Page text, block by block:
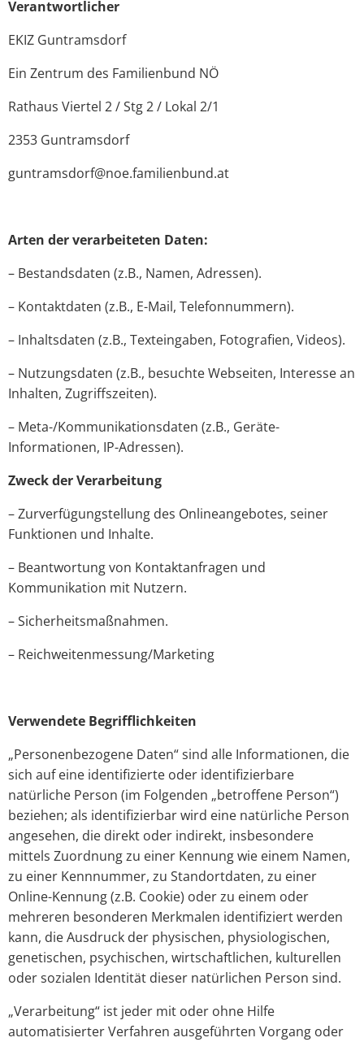
Verantwortlicher
EKIZ Guntramsdorf
Ein Zentrum des Familienbund NÖ
Rathaus Viertel 2 / Stg 2 / Lokal 2/1
2353 Guntramsdorf
guntramsdorf@noe.familienbund.at
Arten der verarbeiteten Daten:
– Bestandsdaten (z.B., Namen, Adressen).
– Kontaktdaten (z.B., E-Mail, Telefonnummern).
– Inhaltsdaten (z.B., Texteingaben, Fotografien, Videos).
– Nutzungsdaten (z.B., besuchte Webseiten, Interesse an
Inhalten, Zugriffszeiten).
– Meta-/Kommunikationsdaten (z.B., Geräte-
Informationen, IP-Adressen).
Zweck der Verarbeitung
– Zurverfügungstellung des Onlineangebotes, seiner
Funktionen und Inhalte.
– Beantwortung von Kontaktanfragen und
Kommunikation mit Nutzern.
– Sicherheitsmaßnahmen.
– Reichweitenmessung/Marketing
Verwendete Begrifflichkeiten
„Personenbezogene Daten“ sind alle Informationen, die
sich auf eine identifizierte oder identifizierbare
natürliche Person (im Folgenden „betroffene Person“)
beziehen; als identifizierbar wird eine natürliche Person
angesehen, die direkt oder indirekt, insbesondere
mittels Zuordnung zu einer Kennung wie einem Namen,
zu einer Kennnummer, zu Standortdaten, zu einer
Online-Kennung (z.B. Cookie) oder zu einem oder
mehreren besonderen Merkmalen identifiziert werden
kann, die Ausdruck der physischen, physiologischen,
genetischen, psychischen, wirtschaftlichen, kulturellen
oder sozialen Identität dieser natürlichen Person sind.
„Verarbeitung“ ist jeder mit oder ohne Hilfe
automatisierter Verfahren ausgeführten Vorgang oder